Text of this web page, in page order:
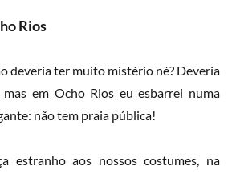
Rios
deveria ter muito mistério né? Deveria
em Ocho Rios eu esbarrei numa
não tem praia pública!
estranho aos nossos costumes, na